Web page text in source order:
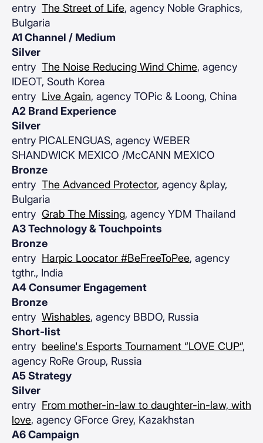
entry The Street of Life, agency Noble Graphics,
Bulgaria
A1 Channel / Medium
Silver
entry The Noise Reducing Wind Chime, agency
IDEOT, South Korea
entry Live Again, agency TOPic & Loong, China
A2 Brand Experience
Silver
entry PICALENGUAS, agency WEBER
SHANDWICK MEXICO /McCANN MEXICO
Bronze
entry The Advanced Protector, agency &play,
Bulgaria
entry Grab The Missing, agency YDM Thailand
A3 Technology & Touchpoints
Bronze
entry Harpic Loocator #BeFreeToPee, agency
tgthr., India
A4 Consumer Engagement
Bronze
entry Wishables, agency BBDO, Russia
Short-list
entry beeline's Esports Tournament “LOVE CUP”,
agency RoRe Group, Russia
A5 Strategy
Silver
entry From mother-in-law to daughter-in-law, with
love, agency GForce Grey, Kazakhstan
A6 Campaign